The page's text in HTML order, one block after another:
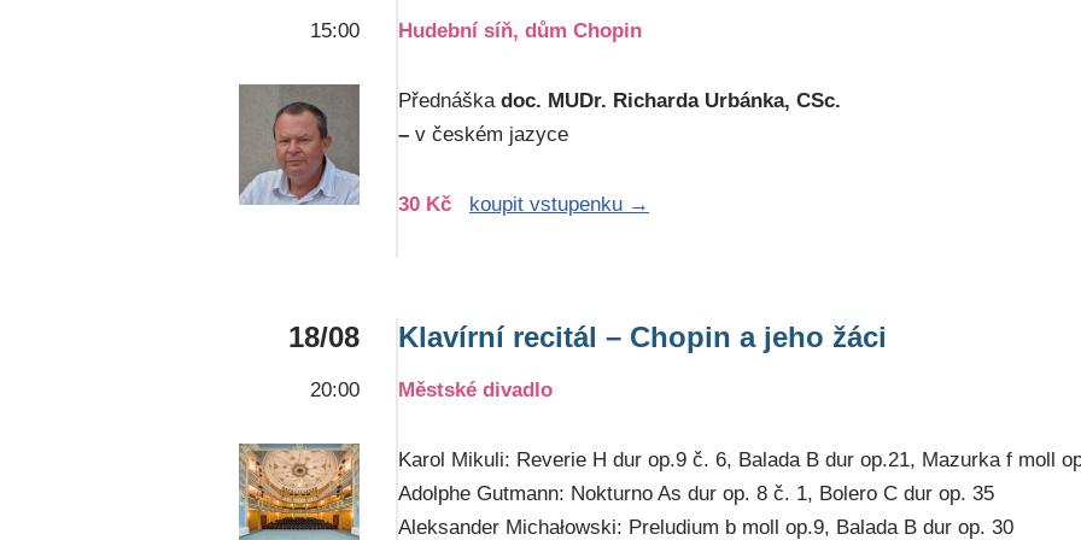
15:00 Hudební síň, dům Chopin
Přednáška doc. MUDr. Richarda Urbánka, CSc.
– v českém jazyce
30 Kč koupit vstupenku →
18/08
20:00
Klavírní recitál – Chopin a jeho žáci
Městské divadlo
Karol Mikuli: Reverie H dur op.9 č. 6, Balada B dur op.21, Mazurka f moll
Adolphe Gutmann: Nokturno As dur op. 8 č. 1, Bolero C dur op. 35
Aleksander Michałowski: Preludium b moll op.9, Balada B dur op. 30